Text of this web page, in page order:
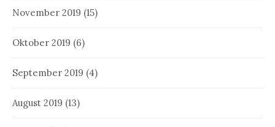
November 2019 (15)
Oktober 2019 (6)
September 2019 (4)
August 2019 (13)